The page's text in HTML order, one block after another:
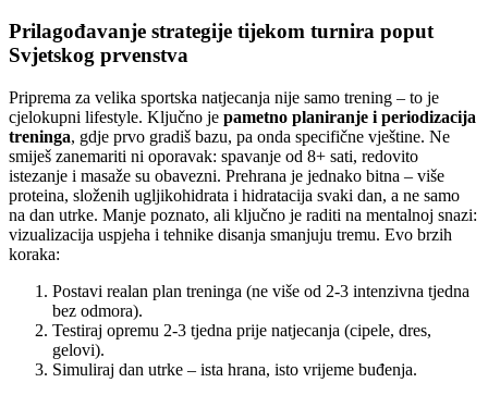
Prilagođavanje strategije tijekom turnira poput
Svjetskog prvenstva
Priprema za velika sportska natjecanja nije samo trening – to je
cjelokupni lifestyle. Ključno je pametno planiranje i periodizacija
treninga, gdje prvo gradiš bazu, pa onda specifične vještine. Ne
smiješ zanemariti ni oporavak: spavanje od 8+ sati, redovito
istezanje i masaže su obavezni. Prehrana je jednako bitna – više
proteina, složenih ugljikohidrata i hidratacija svaki dan, a ne samo
na dan utrke. Manje poznato, ali ključno je raditi na mentalnoj snazi:
vizualizacija uspjeha i tehnike disanja smanjuju tremu. Evo brzih
koraka:
Postavi realan plan treninga (ne više od 2-3 intenzivna tjedna
bez odmora).
Testiraj opremu 2-3 tjedna prije natjecanja (cipele, dres,
gelovi).
Simuliraj dan utrke – ista hrana, isto vrijeme buđenja.